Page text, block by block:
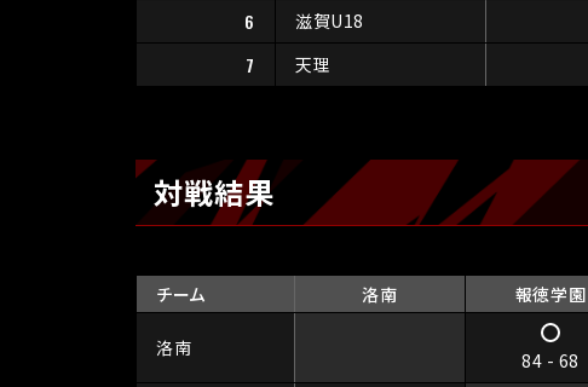
6 滋賀U18
7 天理
対戦結果
チーム 洛南 報徳学園
洛南
84 - 68